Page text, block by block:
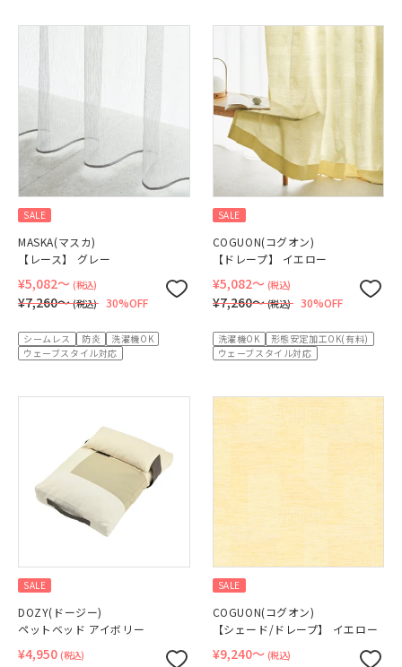
SALE
MASKA(マスカ)
【レース】 グレー
¥5,082〜 (税込)
¥7,260〜(税込) 30%OFF
シームレス 防炎
洗濯機OK
ウェーブスタイル対応
SALE
COGUON(コグオン)
【ドレープ】 イエロー
¥5,082〜 (税込)
¥7,260〜(税込) 30%OFF
洗濯機OK
形態安定加工OK(有料)
ウェーブスタイル対応
SALE
DOZY(ドージー)
ペットベッド アイボリー
¥4,950 (税込)
SALE
COGUON(コグオン)
【シェード/ドレープ】 イエロー
¥9,240〜 (税込)